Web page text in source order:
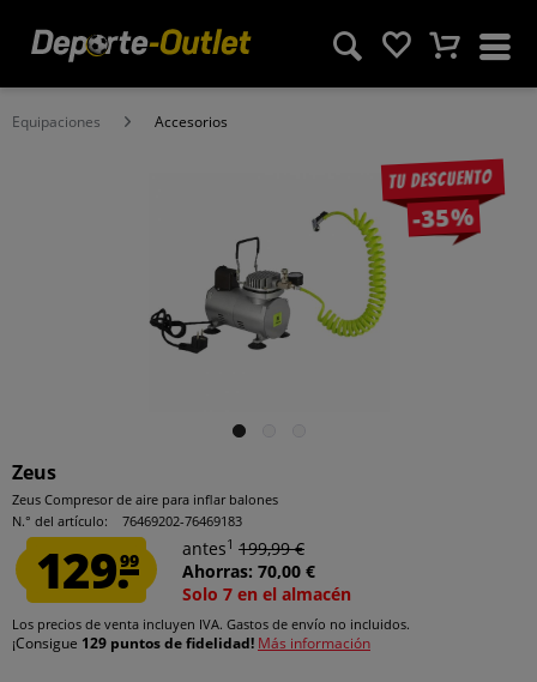
Equipaciones Accesorios
Tu descuento
-35%
Zeus
Zeus Compresor de aire para inflar balones
N.° del artículo:
76469202-76469183
129.99
antes1 199,99 €
Ahorras: 70,00 €
Solo 7 en el almacén
Los precios de venta incluyen IVA. Gastos de envío no incluidos.
¡Consigue 129 puntos de fidelidad! Más información